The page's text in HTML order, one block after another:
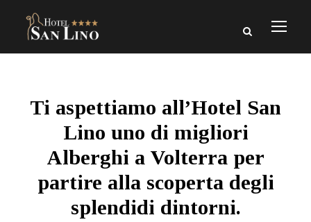
Ti aspettiamo all’Hotel San
Lino uno di migliori
Alberghi a Volterra per
partire alla scoperta degli
splendidi dintorni.